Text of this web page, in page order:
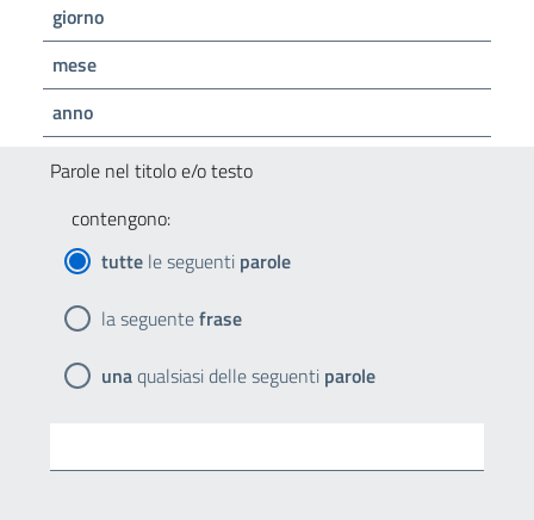
giorno
mese
anno
Parole nel titolo e/o testo
contengono:
tutte le seguenti parole
la seguentefrase
unaqualsiasi delle seguenti parole